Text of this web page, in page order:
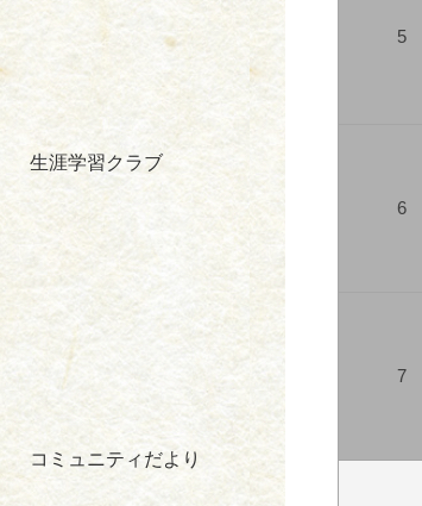
生涯学習クラブ
コミュニティだより
5
6
7